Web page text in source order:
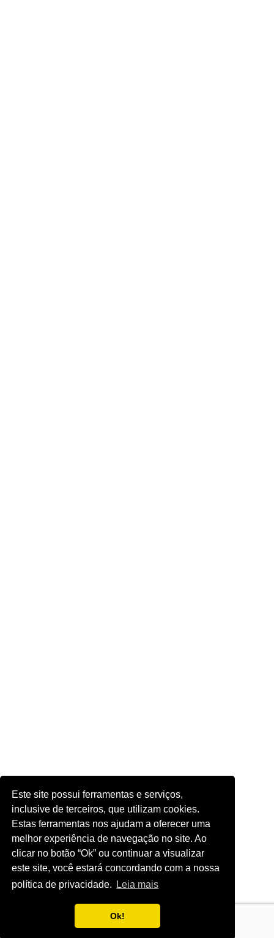
Este site possui ferramentas e serviços,
inclusive de terceiros, que utilizam cookies.
Estas ferramentas nos ajudam a oferecer uma
melhor experiência de navegação no site. Ao
clicar no botão “Ok” ou continuar a visualizar
este site, você estará concordando com a nossa
política de privacidade.
Leia mais
Ok!